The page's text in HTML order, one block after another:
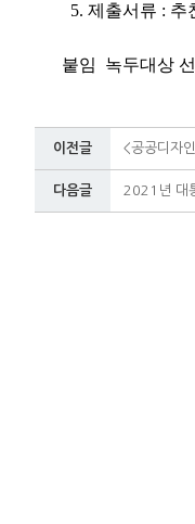
5. 제출서류 : 추
붙임 녹두대상
이전글 <공공디자
다음글 2021년 대